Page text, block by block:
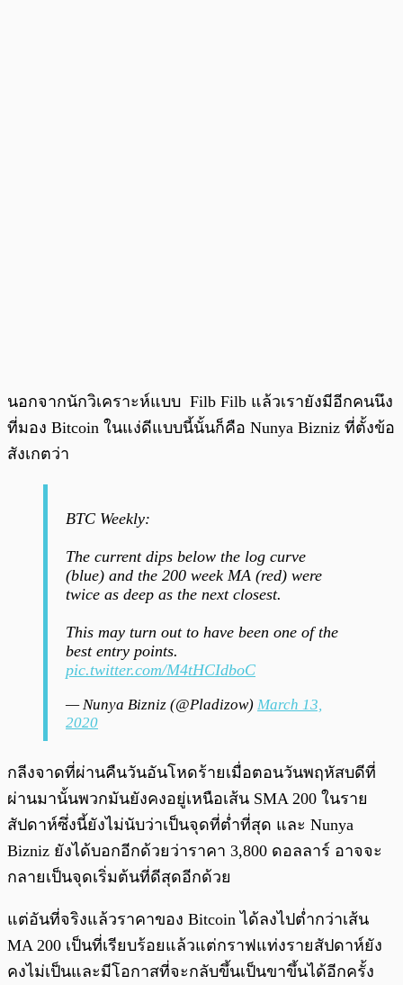
นอกจากนักวิเคราะห์แบบ Filb Filb แล้วเรายังมีอีกคนนึง
ที่มอง Bitcoin ในแง่ดีแบบนี้นั้นก็คือ Nunya Bizniz ที่ตั้งข้อ
สังเกตว่า
BTC Weekly:
The current dips below the log curve
(blue) and the 200 week MA (red) were
twice as deep as the next closest.
This may turn out to have been one of the
best entry points.
pic.twitter.com/M4tHCIdboC
— Nunya Bizniz (@Pladizow) March 13,
2020
กลีงจาดที่ผ่านคืนวันอันโหดร้ายเมื่อตอนวันพฤหัสบดีที่
ผ่านมานั้นพวกมันยังคงอยู่เหนือเส้น SMA 200 ในราย
สัปดาห์ซึ่งนี้ยังไม่นับว่าเป็นจุดที่ต่ำที่สุด และ Nunya
Bizniz ยังได้บอกอีกด้วยว่าราคา 3,800 ดอลลาร์ อาจจะ
กลายเป็นจุดเริ่มต้นที่ดีสุดอีกด้วย
แต่อันที่จริงแล้วราคาของ Bitcoin ได้ลงไปต่ำกว่าเส้น
MA 200 เป็นที่เรียบร้อยแล้วแต่กราฟแท่งรายสัปดาห์ยัง
คงไม่เป็นและมีโอกาสที่จะกลับขึ้นเป็นขาขึ้นได้อีกครั้ง